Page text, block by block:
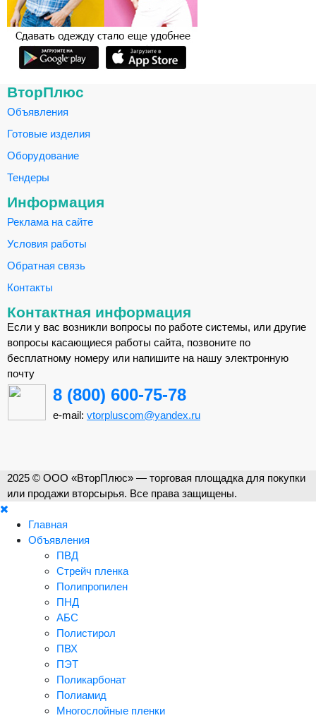
ВторПлюс
Объявления
Готовые изделия
Оборудование
Тендеры
Информация
Реклама на сайте
Условия работы
Обратная связь
Контакты
Контактная информация
Если у вас возникли вопросы по работе системы, или другие
вопросы касающиеся работы сайта, позвоните по
бесплатному номеру или напишите на нашу электронную
почту
8 (800) 600-75-78
e-mail: vtorpluscom@yandex.ru
2025 © ООО «ВторПлюс» — торговая площадка для покупки
или продажи вторсырья. Все права защищены.
Главная
Объявления
ПВД
Стрейч пленка
Полипропилен
ПНД
АБС
Полистирол
ПВХ
ПЭТ
Поликарбонат
Полиамид
Многослойные пленки